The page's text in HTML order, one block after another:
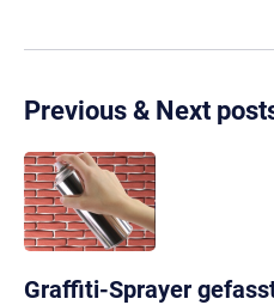
Previous & Next
Graffiti-Sprayer